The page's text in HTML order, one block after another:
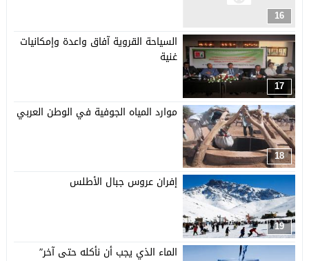
16
17
السياحة القروية آفاق واعدة وإمكانيات
غنية
18
موارد المياه الجوفية في الوطن العربي
19
إفران عروس جبال الأطلس
الماء الذي يجب أن نأكله حتى آخر”